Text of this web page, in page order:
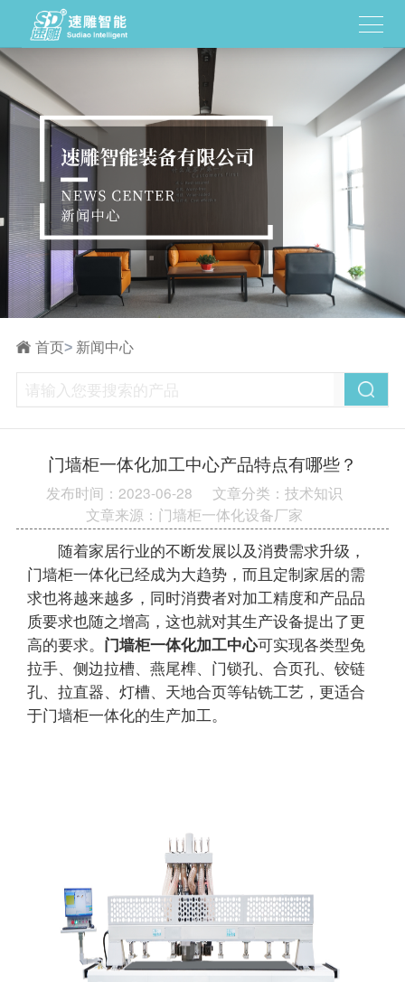
首页> 新闻中心
门墙柜一体化加工中心产品特点有哪些？
发布时间：2023-06-28
文章分类：技术知识
文章来源：门墙柜一体化设备厂家
随着家居行业的不断发展以及消费需求升级，
门墙柜一体化已经成为大趋势，而且定制家居的需
求也将越来越多，同时消费者对加工精度和产品品
质要求也随之增高，这也就对其生产设备提出了更
高的要求。 门墙柜一体化加工中心可实现各类型免
拉手、侧边拉槽、燕尾榫、门锁孔、合页孔、铰链
孔、拉直器、灯槽、天地合页等钻铣工艺，更适合
于门墙柜一体化的生产加工。